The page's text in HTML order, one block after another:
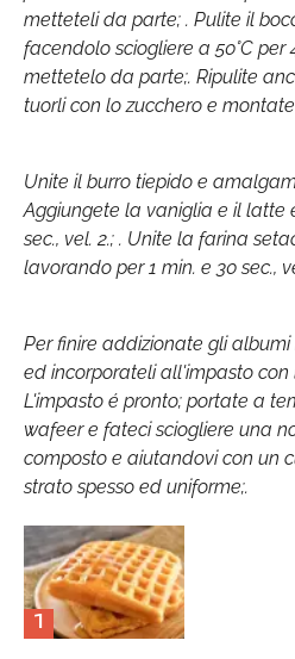
metteteli da parte; . Pulite il
facendolo sciogliere a 50°C per
mettetelo da parte;. Ripulite
tuorli con lo zucchero e montate
Unite il burro tiepido e
Aggiungete la vaniglia e il latte
sec., vel. 2.; . Unite la farina
lavorando per 1 min. e 30 sec.,
Per finire addizionate gli
ed incorporateli all'impasto
L'impasto é pronto; portate a
wafeer e fateci sciogliere una
composto e aiutandovi con un
strato spesso ed uniforme;.
1